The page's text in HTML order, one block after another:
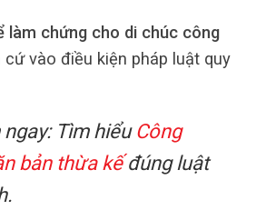
làm chứng cho di chúc công
cứ vào điều kiện pháp luật quy
ngay: Tìm hiểu Công
bản thừa kếđúng luật